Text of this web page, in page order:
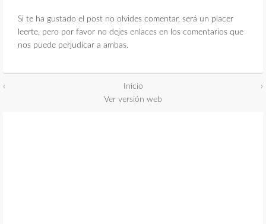
Si te ha gustado el post no olvides comentar, será un placer
leerte, pero por favor no dejes enlaces en los comentarios que
nos puede perjudicar a ambas.
‹ ›
Inicio
Ver versión web